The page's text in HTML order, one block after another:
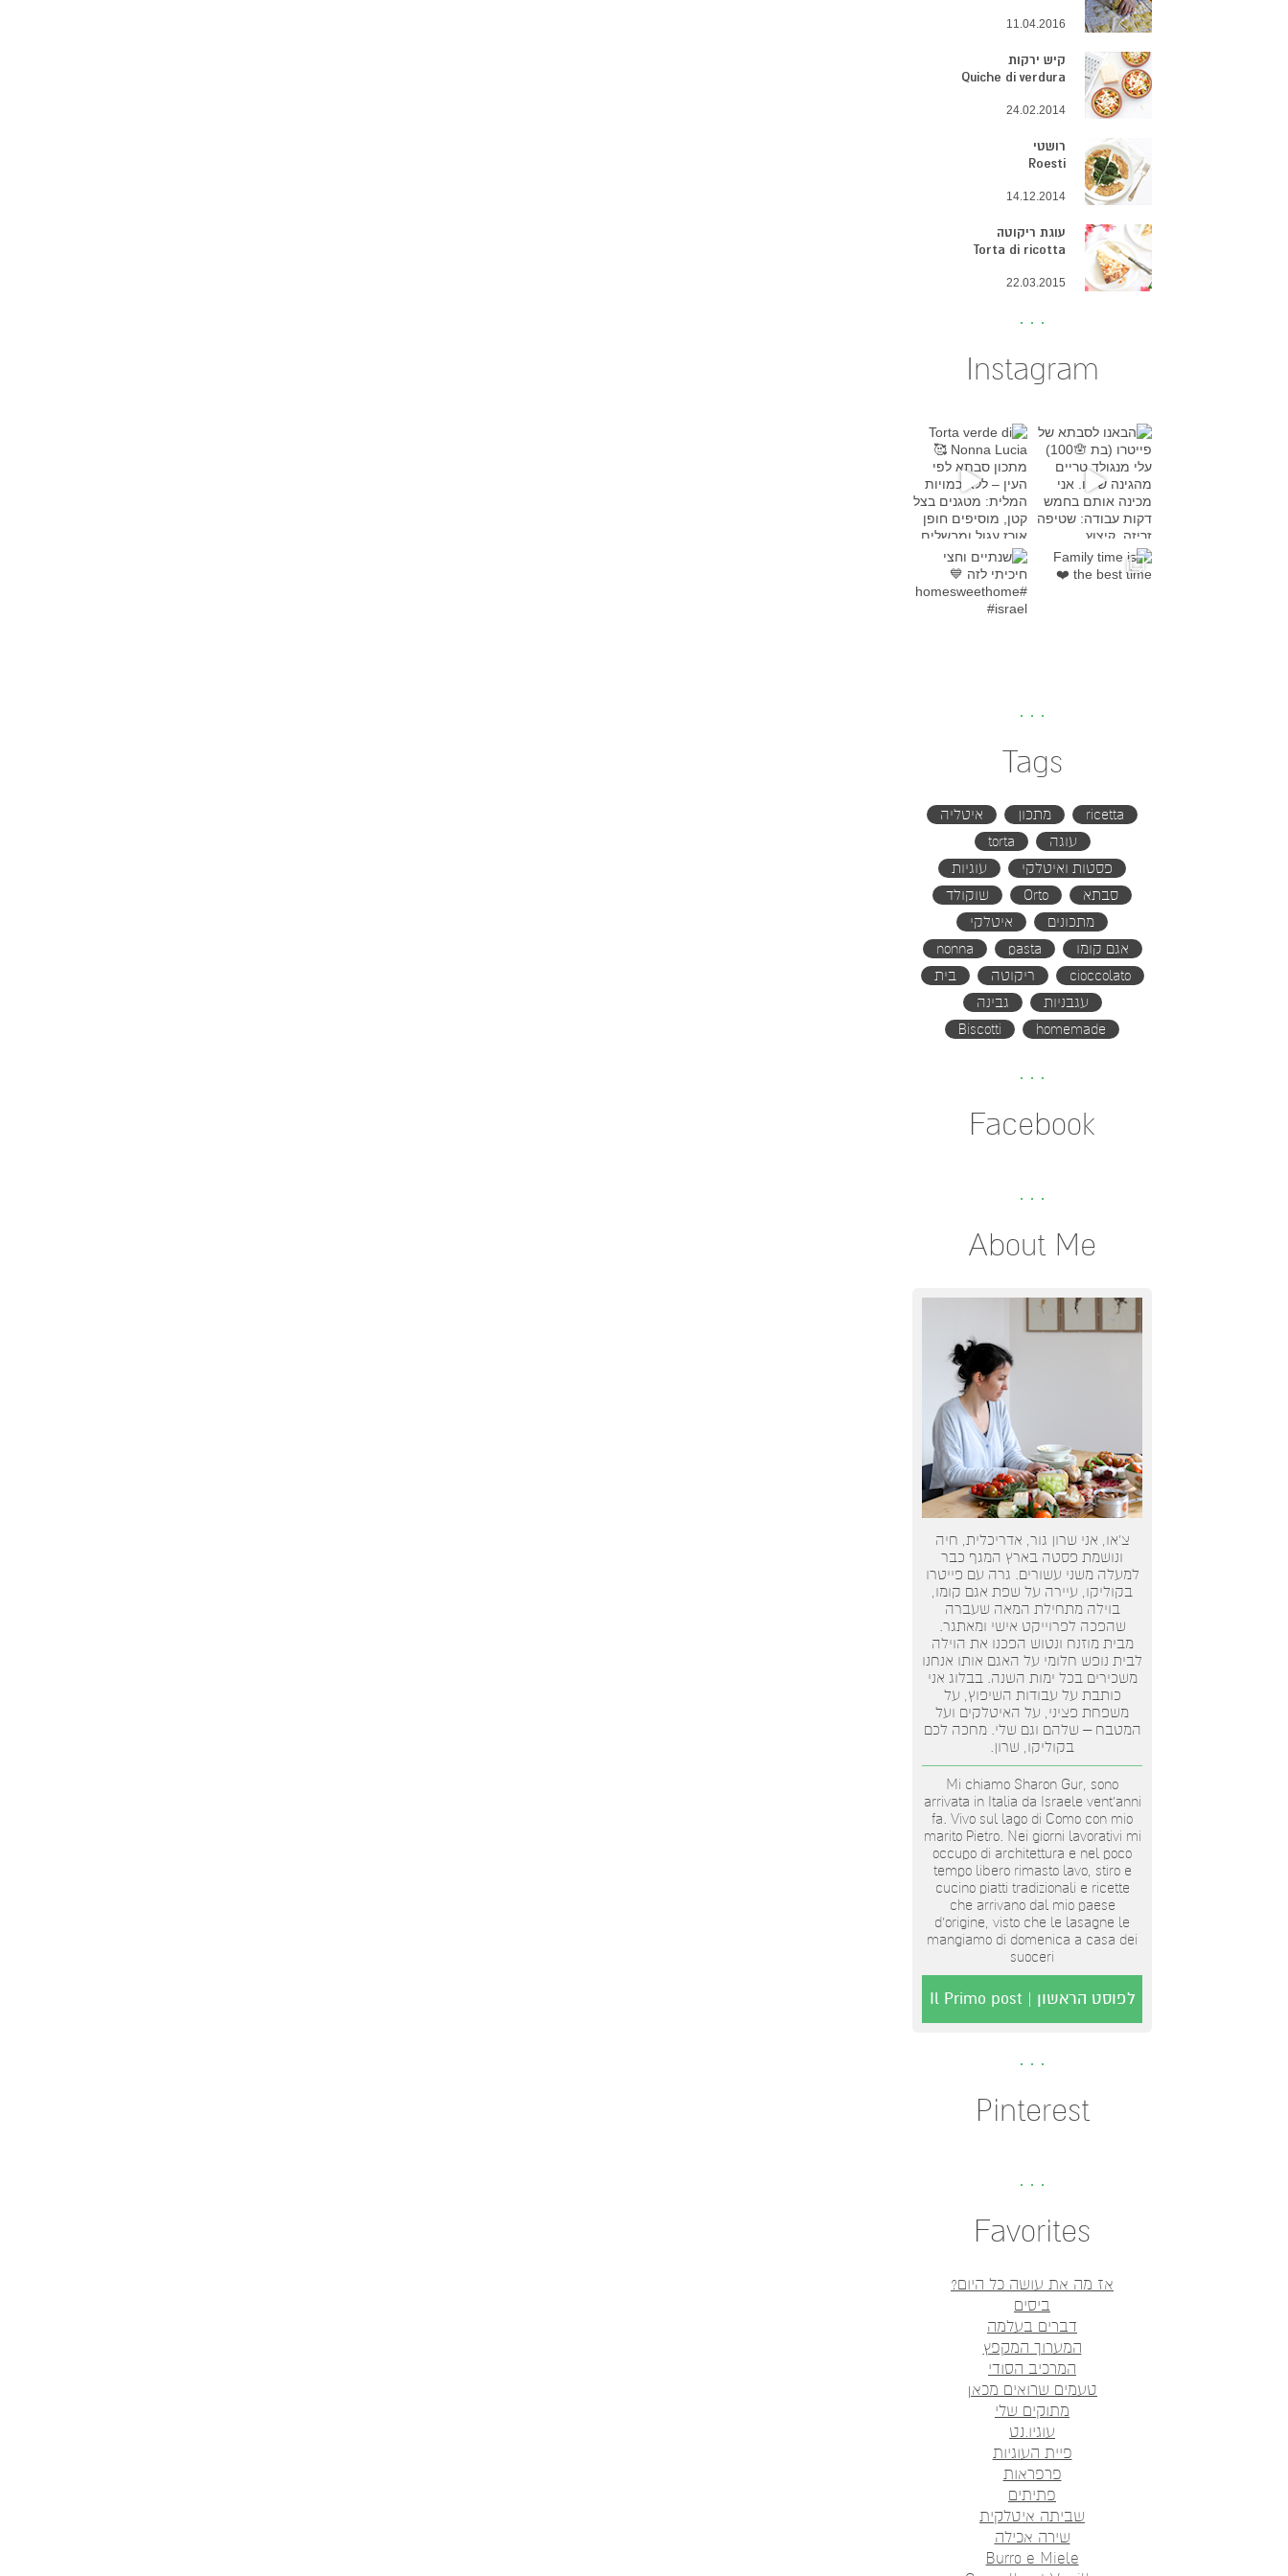
11.04.2016
קיש ירקות
Quiche di verdura
24.02.2014
רושטי
Roesti
14.12.2014
עוגת ריקוטה
Torta di ricotta
22.03.2015
Instagram
Torta verde di Nonna Lucia מתכון סבת
שנתיים וחצי חיכיתי לזה
Tags
ricetta מתכון
איטליה
עוגה
torta
פסטות ואיטלקי
עוגיות
סבתא
Orto
שוקולד
מתכונים
איטלקי
אגם קומו
pasta
nonna
cioccolato
ריקוטה
בית
עגבניות
גבינה
homemade
Biscotti
Facebook
About Me
צ’או, אני שרון גור, אדריכלית, חיה
ונושמת פסטה בארץ המגף כבר
למעלה משני עשורים. גרה עם פייטרו
בקוליקו, עיירה על שפת אגם קומו,
בוילה מתחילת המאה שעברה
שהפכה לפרוייקט אישי ומאתגר.
מבית מוזנח ונטוש הפכנו את הוילה
לבית נופש חלומי על האגם אותו אנחנו
משכירים בכל ימות השנה. בבלוג אני
כותבת על עבודות השיפוץ, על
משפחת פציני, על האיטלקים ועל
המטבח – שלהם וגם שלי. מחכה לכם
בקוליקו, שרון.
Mi chiamo Sharon Gur, sono
arrivata in Italia da Israele vent'anni
fa. Vivo sul lago di Como con mio
marito Pietro. Nei giorni lavorativi mi
occupo di architettura e nel poco
tempo libero rimasto lavo, stiro e
cucino piatti tradizionali e ricette
che arrivano dal mio paese
d’origine, visto che le lasagne le
mangiamo di domenica a casa dei
suoceri
לפוסט הראשון | Il Primo post
Pinterest
Favorites
אז מה את עושה כל היום?
ביסים
דברים בעלמה
המערוך המקפץ
המרכיב הסודי
טעמים שרואים מכאן
מתוקים שלי
עוגיו.נט
פיית העוגיות
פרפראות
פתיתים
שביתה איטלקית
שירה אכילה
Burro e Miele